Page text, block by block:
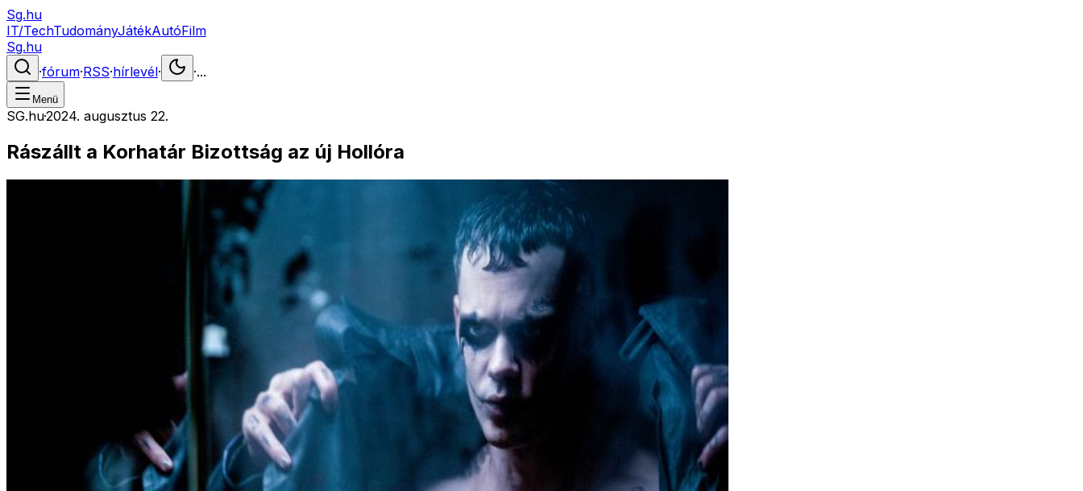
Sg.hu
IT/TechTudományJátékAutóFilm
Sg.hu
·fórum·RSS·hírlevél· ·...
Menü
SG.hu·2024. augusztus 22.
Rászállt a Korhatár Bizottság az új Hollóra